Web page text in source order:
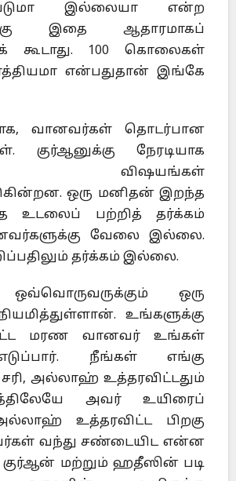
இல்லையா என்ற
இதை ஆதாரமாகப்
கூடாது. 100 கொலைகள்
என்பதுதான் இங்கே
வானவர்கள் தொடர்பான
குர்ஆனுக்கு நேரடியாக
விஷயங்கள்
ஒரு மனிதன் இறந்த
உடலைப் பற்றித் தர்க்கம்
வேலை இல்லை.
தர்க்கம் இல்லை.
ஒரு
உங்களுக்கு
மரண வானவர் உங்கள்
நீங்கள் எங்கு
அல்லாஹ் உத்தரவிட்டதும்
அவர் உயிரைப்
உத்தரவிட்ட பிறகு
வந்து சண்டையிட என்ன
குர்ஆன் மற்றும் ஹதீஸின் படி